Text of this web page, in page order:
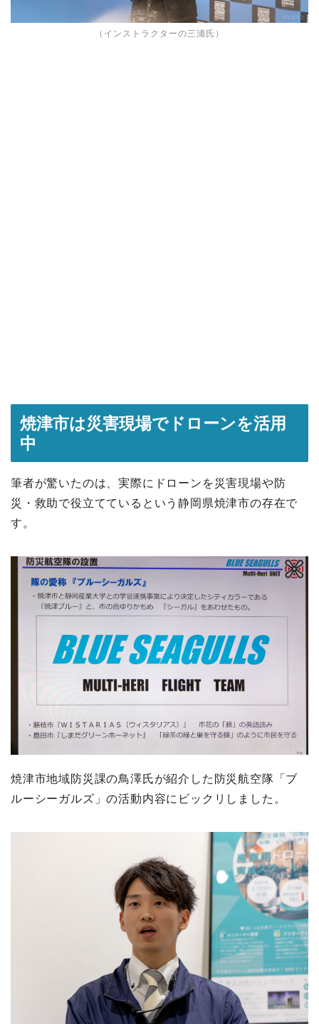
（インストラクターの三浦氏）
焼津市は災害現場でドローンを活用
中
筆者が驚いたのは、実際にドローンを災害現場や防
災・救助で役立てているという静岡県焼津市の存在で
す。
焼津市地域防災課の鳥澤氏が紹介した防災航空隊「ブ
ルーシーガルズ」の活動内容にビックリしました。